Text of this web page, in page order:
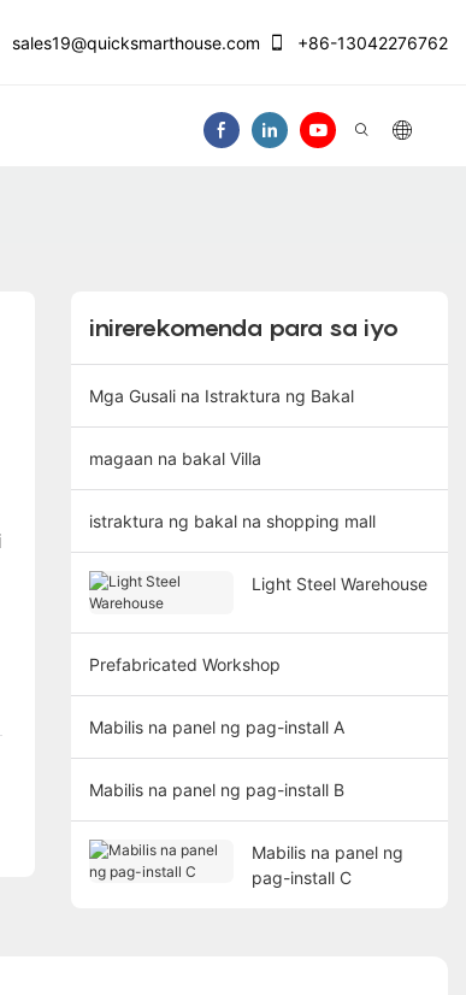
sales19@quicksmarthouse.com +86-13042276762
Makipag-Ugnay Sa
inirerekomenda para sa iyo
Mga Gusali na Istraktura ng Bakal
magaan na bakal Villa
istraktura ng bakal na shopping mall
Light Steel Warehouse
Prefabricated Workshop
Mabilis na panel ng pag-install A
Mabilis na panel ng pag-install B
Mabilis na panel ng
pag-install C